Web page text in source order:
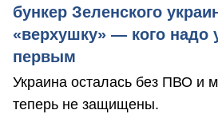
бункер Зеленского
«верхушку» — кого надо
первым
Украина осталась без ПВО и
теперь не защищены.